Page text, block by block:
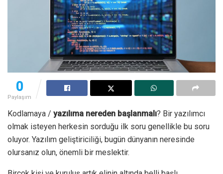
0
Paylaşım
Kodlamaya / yazılıma nereden başlanmalı? Bir yazılımcı
olmak isteyen herkesin sorduğu ilk soru genellikle bu soru
oluyor. Yazılım geliştiriciliği, bugün dünyanın neresinde
olursanız olun, önemli bir meslektir.